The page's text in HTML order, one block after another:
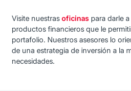
Visite nuestras oficinas para darle
productos financieros que le
portafolio. Nuestros asesores lo
de una estrategia de inversión a la
necesidades.